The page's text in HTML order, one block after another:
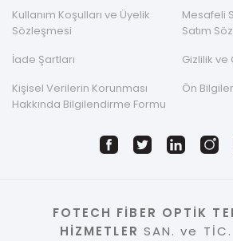
Kullanım Koşulları ve Üyelik
Sözleşmesi
Mesafeli
Satım
İade Şartları
Gizlilik ve
Kişisel Verilerin Korunması
Hakkında Bilgilendirme Formu
Ön
FOTECH FİBER OPTİK
HİZMETLER SAN. ve TİC.